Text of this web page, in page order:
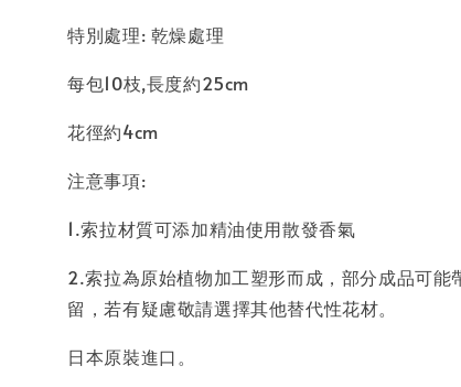
特別處理: 乾燥處理
每包10枝,長度約25cm
花徑約4cm
注意事項:
1.索拉材質可添加精油使用散發香氣
2.索拉為原始植物加工塑形而成，部分成品可能
留，若有疑慮敬請選擇其他替代性花材。
日本原裝進口。